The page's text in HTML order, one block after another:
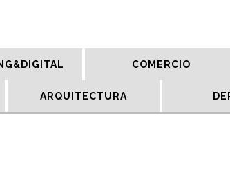
COMERCIO
ARQUITECTURA